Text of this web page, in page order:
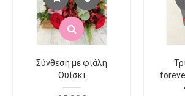
Σύνθεση με φιάλη
Ουίσκι